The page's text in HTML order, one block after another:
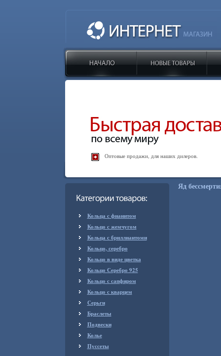
Оптовые продажи, для наших дилеров.
Кольца с фианитом
Кольцо с жемчугом
Кольца с бриллиантоми
Кольцо, серебро
Кольцо в виде цветка
Кольцо Серебро 925
Кольцо с сапфиром
Кольцо с кварцем
Серьги
Браслеты
Подвески
Колье
Пуссеты
Яд